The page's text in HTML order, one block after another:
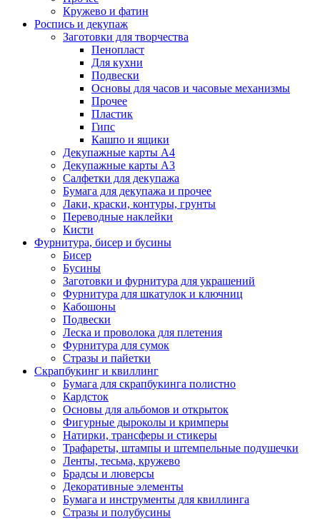
Кружево и фатин
Роспись и декупаж
Заготовки для творчества
Пенопласт
Для кухни
Подвески
Основы для часов и часовые механизмы
Прочее
Пластик
Гипс
Кашпо и ящики
Декупажные карты А4
Декупажные карты А3
Салфетки для декупажа
Бумага для декупажа и прочее
Лаки, краски, контуры, грунты
Переводные наклейки
Кисти
Фурнитура, бисер и бусины
Бисер
Бусины
Заготовки и фурнитура для украшений
Фурнитура для шкатулок и ключниц
Кабошоны
Подвески
Леска и проволока для плетения
Фурнитура для сумок
Стразы и пайетки
Скрапбукинг и квиллинг
Бумага для скрапбукинга полистно
Кардсток
Основы для альбомов и открыток
Фигурные дыроколы и кримперы
Натирки, трансферы и стикеры
Трафареты, штампы и штемпельные подушечки
Ленты, тесьма, кружево
Брадсы и люверсы
Декоративные элементы
Бумага и инструменты для квиллинга
Стразы и полубусины